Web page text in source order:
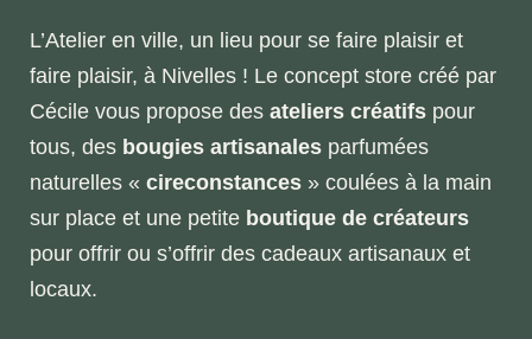
L’Atelier en ville, un lieu pour se faire plaisir et
faire plaisir, à Nivelles ! Le concept store créé par
Cécile vous propose des ateliers créatifs pour
tous, des bougies artisanales parfumées
naturelles « cireconstances » coulées à la main
sur place et une petite boutique de créateurs
pour offrir ou s’offrir des cadeaux artisanaux et
locaux.